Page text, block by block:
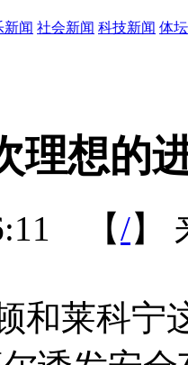
新闻 社会新闻 科技新闻 体
理想的
【/】
和莱科宁